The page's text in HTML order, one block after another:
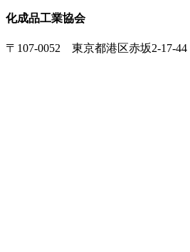
化成品工業協会
〒107-0052 東京都港区赤坂2-17-